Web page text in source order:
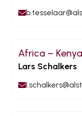
Africa – Kenya
Lars Schalkers